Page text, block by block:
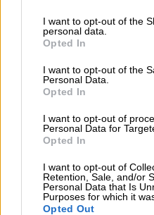
not limited to your visit or
grant or deny consent to
use your data for below
consent section.
I want to opt-out of the
personal data.
Opted In
I want to opt-out of the
Personal Data.
Opted In
I want to opt-out of
Personal Data for
Opted In
I want to opt-out of
Retention, Sale, and/or
Personal Data that Is
Purposes for which it
Opted Out
ατυχήματοςαπό τα
στο ατύχημα»,
σερίφη.
Ο επαγγελματίας
μια ομάδα ωστόσο
συνέβη το